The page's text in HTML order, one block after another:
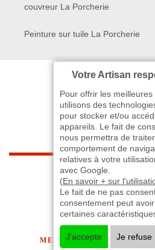
couvreur La Porcherie
Peinture sur tuile La Porcherie
indisponible -
©2024 - 2026 TOUT
MENTIONS LÉGALES-
Votre Artisan
Pour offrir les
utilisons des
pour stocker et/ou
appareils. Le fait de
nous permettra de
comportement de
relatives à votre
avec Google.
(En savoir + sur
Le fait de ne pas
consentement peut
certaines
J'accepte Je refuse